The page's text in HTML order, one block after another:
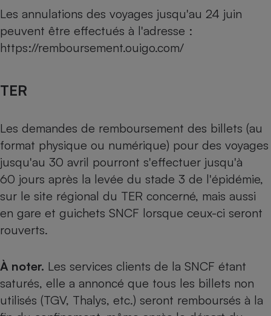
Les annulations des voyages jusqu'au 24 juin
peuvent être effectués à l'adresse :
https://remboursement.ouigo.com/
TER
Les demandes de remboursement des billets (au
format physique ou numérique) pour des voyages
jusqu'au 30 avril pourront s'effectuer jusqu'à
60 jours après la levée du stade 3 de l'épidémie,
sur le site régional du TER concerné, mais aussi
en gare et guichets SNCF lorsque ceux-ci seront
rouverts.
À noter. Les services clients de la SNCF étant
saturés, elle a annoncé que tous les billets non
utilisés (TGV, Thalys, etc.) seront remboursés à la